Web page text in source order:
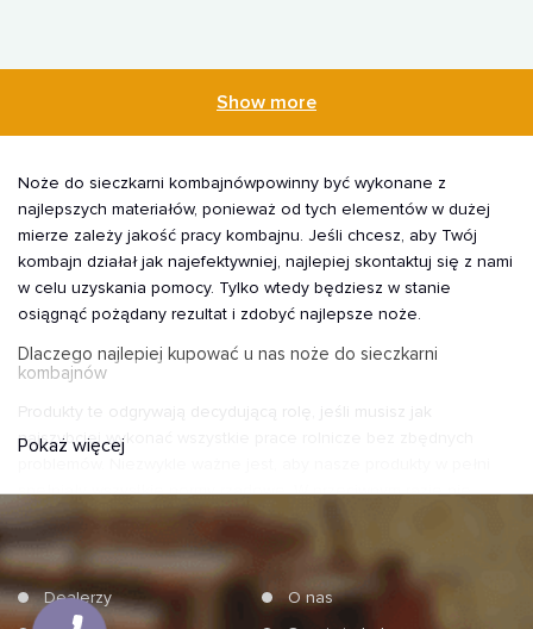
Show more
Noże do sieczkarni kombajnówpowinny być wykonane z
najlepszych materiałów, ponieważ od tych elementów w dużej
mierze zależy jakość pracy kombajnu. Jeśli chcesz, aby Twój
kombajn działał jak najefektywniej, najlepiej skontaktuj się z nami
w celu uzyskania pomocy. Tylko wtedy będziesz w stanie
osiągnąć pożądany rezultat i zdobyć najlepsze noże.
Dlaczego najlepiej kupować u nas noże do sieczkarni
kombajnów
Produkty te odgrywają decydującą rolę, jeśli musisz jak
najszybciej wykonać wszystkie prace rolnicze bez zbędnych
spełniały wszystkie normy rządowe. W przeciwnym razie nie
będziesz mógł z niego korzystać ze względu na jego niską
wydajność. Gwarantujemy, że nasze noże są najwyższej jakości i
nigdy nie spowodują problemów z produktami.
Jesteśmy firmą produkcyjną, więc nie ma co się martwić, że
Pokaż więcej
Dealerzy
O nas